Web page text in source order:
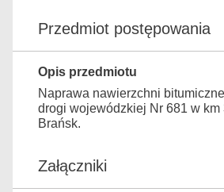
Przedmiot postępowania
Opis przedmiotu
Naprawa nawierzchni
drogi wojewódzkiej Nr 681 w km
Brańsk.
Załączniki